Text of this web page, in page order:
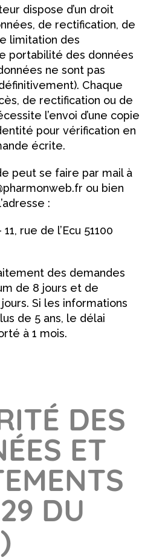
dispose d’un droit
de rectification, de
limitation des
portabilité des données
ne sont pas
Chaque
de rectification ou de
l’envoi d’une copie
pour vérification en
écrite.
peut se faire par mail à
ou bien
:
rue de l’Ecu 51100
des demandes
de 8 jours et de
Si les informations
de 5 ans, le délai
à 1 mois.
DES
ET
DU